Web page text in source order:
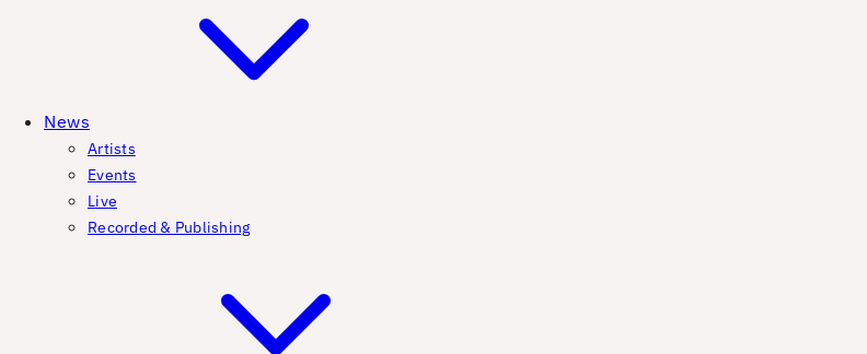
News
Artists
Events
Live
Recorded & Publishing